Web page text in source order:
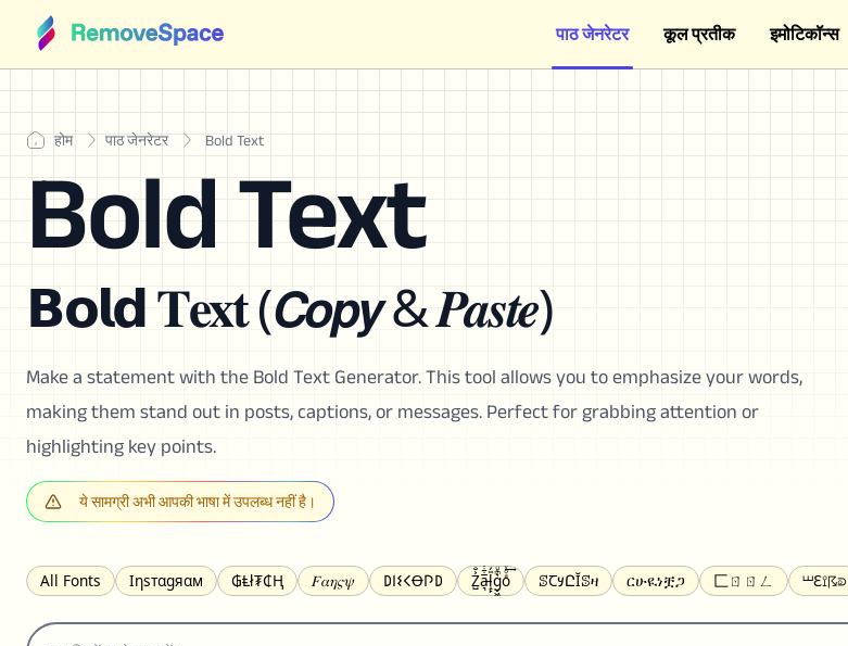
पाठ जेनरेटर कूल प्रतीक इमोटिकॉन्स
होम पाठ जेनरेटर Bold Text
Bold Text
𝗕𝗼𝗹𝗱 𝐓𝐞𝐱𝐭 (𝘾𝙤𝙥𝙮 & 𝑷𝒂𝒔𝒕𝒆)
Make a statement with the Bold Text Generator. This tool allows you to emphasize your words,
making them stand out in posts, captions, or messages. Perfect for grabbing attention or
highlighting key points.
ये सामग्री अभी आपकी भाषा में उपलब्ध नहीं है।
All Fonts Ιηѕтαgяαм ₲Ⱡł₮₵Ⱨ 𝐹𝛼𝜂𝜍𝜓 𐌃𐌉𐌔𐌂Ꝋ𐌐𐌃 Z̺͐̐a̵͉̅͋̇l̝̙̎́g̬͖̣͉͛ͫͧͅoͣͦͮ͢͠ ꕷꞆ𐒦ԸĬꕷዛ ርሁዪነቿጋ 匚ㄖㄖㄥ ⏙ℇ⟟☈⟄